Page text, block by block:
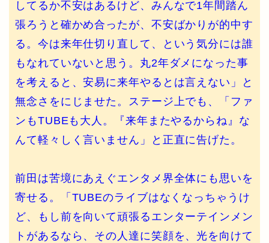
してるか不安はあるけど、みんなで1年間踏ん
張ろうと確かめ合ったが、不安ばかりが的中す
る。今は来年仕切り直して、という気分には誰
もなれていないと思う。丸2年ダメになった事
を考えると、安易に来年やるとは言えない」と
無念さをにじませた。ステージ上でも、「ファ
ンもTUBEも大人。『来年またやるからね』な
んて軽々しく言いません」と正直に告げた。
前田は苦境にあえぐエンタメ界全体にも思いを
寄せる。「TUBEのライブはなくなっちゃうけ
ど、もし前を向いて頑張るエンターテインメン
トがあるなら、その人達に笑顔を、光を向けて